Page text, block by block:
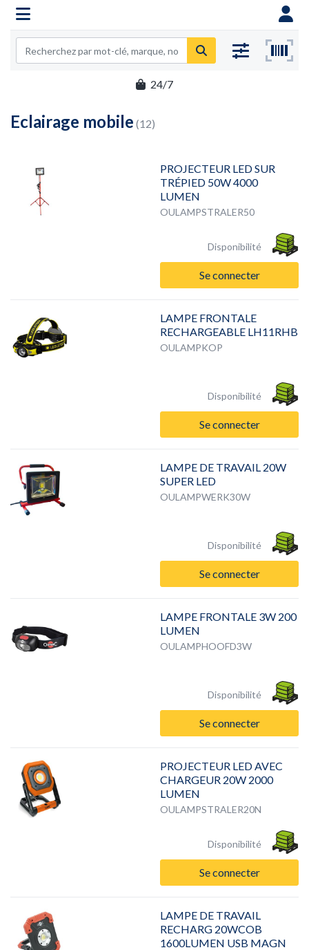
24/7
Eclairage mobile (12)
PROJECTEUR LED SUR
TRÉPIED 50W 4000
LUMEN
OULAMPSTRALER50
Disponibilité
Se connecter
LAMPE FRONTALE
RECHARGEABLE LH11RHB
OULAMPKOP
Disponibilité
Se connecter
LAMPE DE TRAVAIL 20W
SUPER LED
OULAMPWERK30W
Disponibilité
Se connecter
LAMPE FRONTALE 3W 200
LUMEN
OULAMPHOOFD3W
Disponibilité
Se connecter
PROJECTEUR LED AVEC
CHARGEUR 20W 2000
LUMEN
OULAMPSTRALER20N
Disponibilité
Se connecter
LAMPE DE TRAVAIL
RECHARG 20WCOB
1600LUMEN USB MAGN